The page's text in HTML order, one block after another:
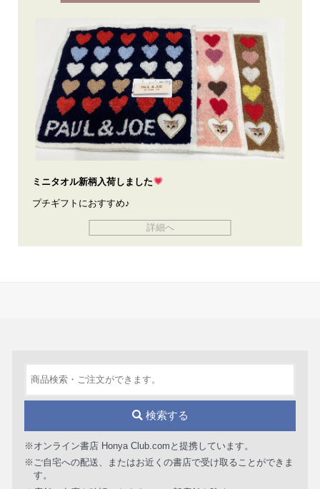
ミニタオル新柄入荷しました
プチギフトにおすすめ♪
詳細へ
検索する
※オンライン書店 Honya Club.comと提携しています。
※ご自宅への配送、またはお近くの書店で受け取ることができま
す。